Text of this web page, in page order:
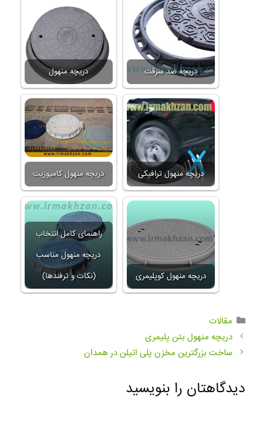
دریچه منهول دریچه ضد سرقت
دریچه منهول کامپوزیت دریچه منهول ترافیکی
راهنمای کامل انتخاب
دریچه منهول مناسب
(نکات و ترفندها)
دریچه منهول کوپلیمری
مقالات
دریچه منهول بتن پلیمری
ساخت بزرگترین مخزن پلی اتیلن در همدان
دیدگاهتان را بنویسید